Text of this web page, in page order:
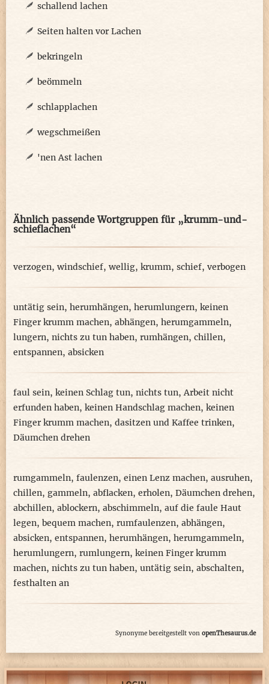
schallend lachen
Seiten halten vor Lachen
bekringeln
beömmeln
schlapplachen
wegschmeißen
'nen Ast lachen
Ähnlich passende Wortgruppen für „krumm-und-
schieflachen“
verzogen, windschief, wellig, krumm, schief, verbogen
untätig sein, herumhängen, herumlungern, keinen
Finger krumm machen, abhängen, herumgammeln,
lungern, nichts zu tun haben, rumhängen, chillen,
entspannen, absicken
faul sein, keinen Schlag tun, nichts tun,Arbeit nicht
erfunden haben, keinen Handschlag machen, keinen
Finger krumm machen, dasitzen und Kaffee trinken,
Däumchen drehen
rumgammeln, faulenzen, einen Lenz machen, ausruhen,
chillen, gammeln, abflacken, erholen, Däumchen drehen,
abchillen, ablockern, abschimmeln, auf die faule Haut
legen, bequem machen, rumfaulenzen, abhängen,
absicken, entspannen, herumhängen, herumgammeln,
herumlungern, rumlungern, keinen Finger krumm
machen, nichts zu tun haben, untätig sein, abschalten,
festhalten an
Synonyme bereitgestellt von openThesaurus.de